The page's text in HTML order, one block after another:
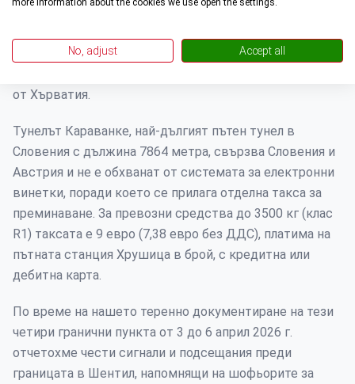
ключови гранични пунктове като тунела Караванке
Шентил (A1 / E57) от Грац, граничния пункт Фернети /
от Хърватия.
Тунелът Караванке, най-дългият пътен тунел в
Словения с дължина 7864 метра, свързва Словения и
Австрия и не е обхванат от системата за електронни
винетки, поради което се прилага отделна такса за
преминаване. За превозни средства до 3500 кг (клас
R1) таксата е 9 евро (7,38 евро без ДДС), платима на
пътната станция Хрушица в брой, с кредитна или
дебитна карта.
По време на нашето теренно документиране на тези
четири гранични пункта от 3 до 6 април 2026 г.
отчетохме чести сигнали и подсещания преди
границата в Шентил, напомнящи на шофьорите за
more information about the cookies we use open the settings.
No, adjust Accept all